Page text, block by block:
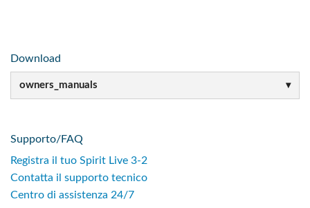
Download
owners_manuals
Supporto/FAQ
Registra il tuo Spirit Live 3-2
Contatta il supporto tecnico
Centro di assistenza 24/7